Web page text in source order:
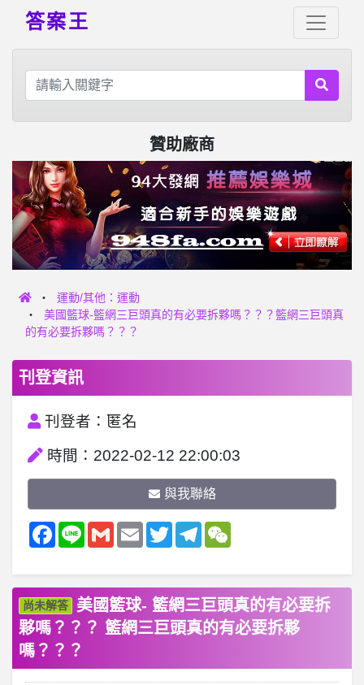
答案王
贊助廠商
運動/其他：運動
美國籃球-籃網三巨頭真的有必要拆夥嗎？？？籃網三巨頭真
的有必要拆夥嗎？？？
刊登資訊
刊登者：匿名
時間：2022-02-12 22:00:03
與我聯絡
Facebook
Line GmailEmail TwitterTelegramWeChat
尚未解答
美國籃球- 籃網三巨頭真的有必要拆
夥嗎？？？ 籃網三巨頭真的有必要拆夥
嗎？？？